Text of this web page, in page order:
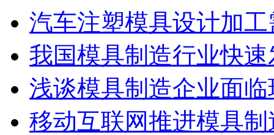
汽车注塑模具设计加
我国模具制造行业快
浅谈模具制造企业面
移动互联网推进模具